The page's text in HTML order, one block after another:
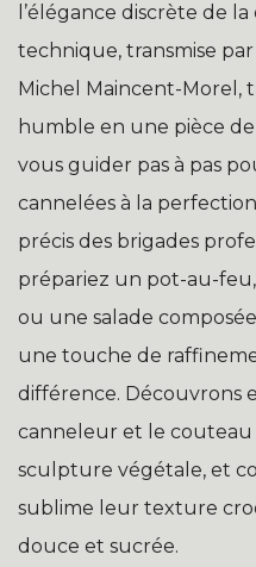
l’élégance discrète de
technique, transmise
Michel Maincent-Morel,
humble en une pièce
vous guider pas à pas
cannelées à la
précis des brigades
prépariez un pot-au-
ou une salade
une touche de
différence. Découvrons
canneleur et le
sculpture végétale, et
sublime leur texture
douce et sucrée.